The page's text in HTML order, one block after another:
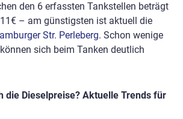
den 6 erfassten Tankstellen beträgt
– am günstigsten ist aktuell die
Str. Perleberg. Schon wenige
sich beim Tanken deutlich
die Dieselpreise? Aktuelle Trends für